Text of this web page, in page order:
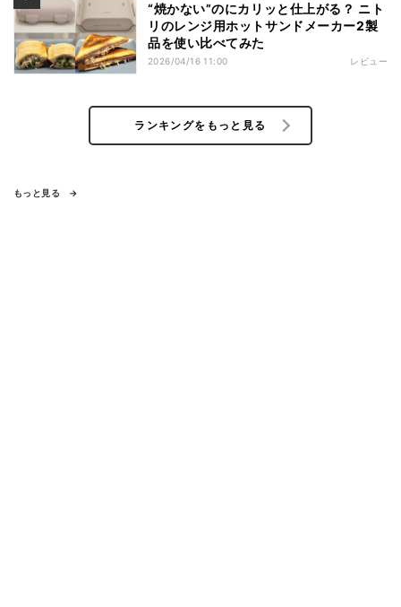
“焼かない”のにカリッと仕上がる？ ニト
リのレンジ用ホットサンドメーカー2製
品を使い比べてみた
2026/04/16 11:00 レビュー
ランキングをもっと見る
もっと見る